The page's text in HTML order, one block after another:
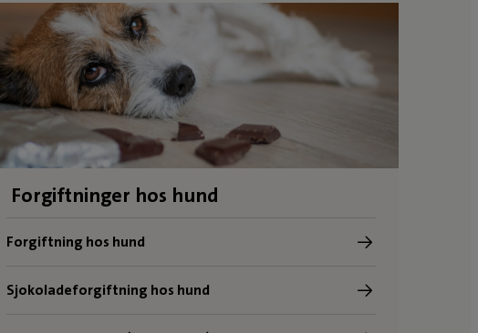
Forgiftninger hos hund
Forgiftning hos hund
Sjokoladeforgiftning hos hund